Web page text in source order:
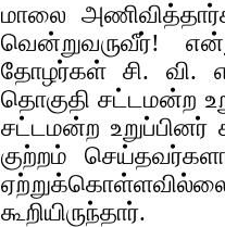
மாலை
வென்றுவருவீர்!
தோழர்கள் சி. வி.
தொகுதி சட்டமன்ற
சட்டமன்ற
குற்றம்
கூறியிருந்தார்.